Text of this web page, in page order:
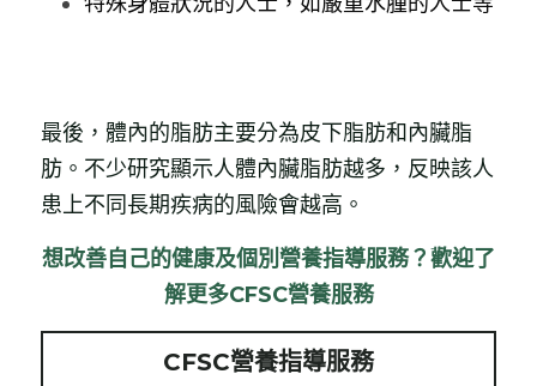
最後，體內的脂肪主要分為皮下脂肪和內臟脂
肪。不少研究顯示人體內臟脂肪越多，反映該人
患上不同長期疾病的風險會越高。
想改善自己的健康及個別營養指導服務？歡迎了
解更多CFSC營養服務
CFSC營養指導服務